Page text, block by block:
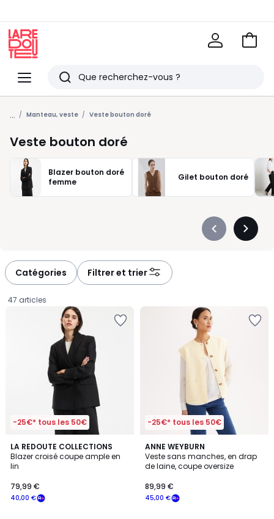
Menu
Redoute
Rechercher
Derniers
articles
vus
Voir
... Manteau, veste Veste bouton doré
Veste bouton doré
Blazer bouton doré
femme
Gilet bouton doré
Précédent
Catégories Filtrer et trier
47 articles
-25€* tous les 50€
LA REDOUTE COLLECTIONS
Blazer croisé coupe ample en
lin
€
souscrivez
40,00 €
79,99 €
4,4
/ 5
4
Couleurs
-25€* tous les 50€
ANNE WEYBURN
Veste sans manches, en drap
de laine, coupe oversize
45,00 €
89,99 €